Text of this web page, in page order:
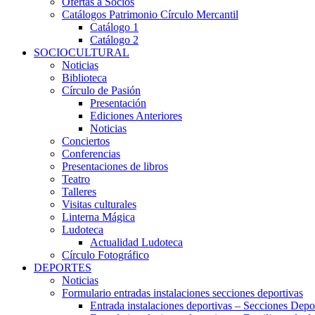
Catálogos Patrimonio Círculo Mercantil
Catálogo 1
Catálogo 2
SOCIOCULTURAL
Noticias
Biblioteca
Círculo de Pasión
Presentación
Ediciones Anteriores
Noticias
Conciertos
Conferencias
Presentaciones de libros
Teatro
Talleres
Visitas culturales
Linterna Mágica
Ludoteca
Actualidad Ludoteca
Círculo Fotográfico
DEPORTES
Noticias
Formulario entradas instalaciones secciones deportivas
Entrada instalaciones deportivas – Secciones